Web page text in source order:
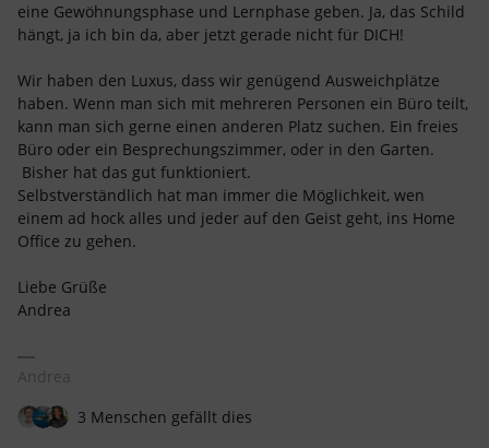
eine Gewöhnungsphase und Lernphase geben. Ja, das Schild
hängt, ja ich bin da, aber jetzt gerade nicht für DICH!
Wir haben den Luxus, dass wir genügend Ausweichplätze
haben. Wenn man sich mit mehreren Personen ein Büro teilt,
kann man sich gerne einen anderen Platz suchen. Ein freies
Büro oder ein Besprechungszimmer, oder in den Garten.
Bisher hat das gut funktioniert.
Selbstverständlich hat man immer die Möglichkeit, wen
einem ad hock alles und jeder auf den Geist geht, ins Home
Office zu gehen.
Liebe Grüße
Andrea
Andrea
3 Menschen gefällt dies